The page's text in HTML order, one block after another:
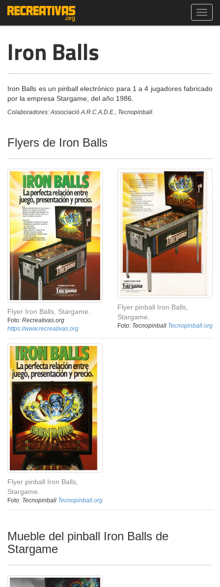
Iron Balls
Iron Balls es un pinball electrónico para 1 a 4 jugadores fabricado
por la empresa Stargame, del año 1986.
Colaboradores: Associació A.R.C.A.D.E., Tecnopinball.
Flyers de Iron Balls
Flyer Iron Balls, Stargame.
Foto: Recreativas.org
https://www.recreativas.org
Flyer pinball Iron Balls,
Stargame.
Foto: Tecnopinball Tecnopinball.org
Flyer pinball Iron Balls,
Stargame.
Foto: Tecnopinball Tecnopinball.org
Mueble del pinball Iron Balls de
Stargame